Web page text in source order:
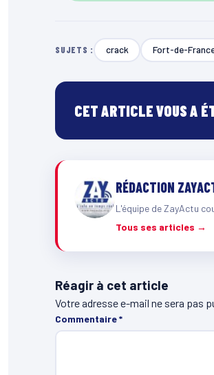
SUJETS : crack Fort-de-
CET ARTICLE VOUS A
RÉDACTION
L'équipe de ZayActu
Tous ses articles →
Réagir à cet article
Votre adresse e-mail ne sera pas
Commentaire*